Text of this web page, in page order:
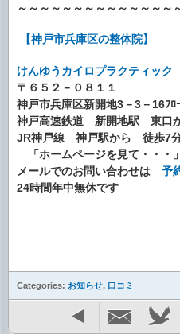
～～～～～～～～～～～～～～
【神戸市兵庫区の整体院】
けんゆうカイロプラクティック
〒６５２－０８１１
神戸市兵庫区新開地3－3－16ﾌﾛ
神戸高速鉄道 新開地駅 東口
JR神戸線 神戸駅から 徒歩7
「ホームページを見て・・・
メールでのお問い合わせは 予
24時間年中無休です
Categories: お知らせ, 口コミ